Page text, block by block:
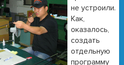
не устроили.
Как,
оказалось,
создать
отдельную
программу